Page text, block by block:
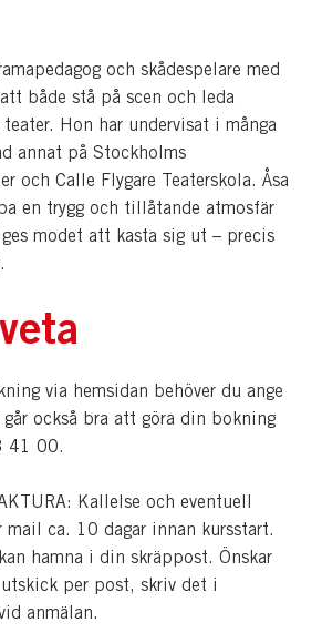
och skådespelare med
både stå på scen och leda
Hon har undervisat i många
annat på Stockholms
och Calle Flygare Teaterskola. Åsa
en trygg och tillåtande atmosfär
modet att kasta sig ut – precis
via hemsidan behöver du ange
går också bra att göra din bokning
41 00.
Kallelse och eventuell
mail ca. 10 dagar innan kursstart.
hamna i din skräppost. Önskar
per post, skriv det i
anmälan.